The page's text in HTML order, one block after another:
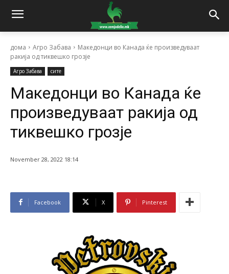
дома Агро Забава
Македонци во Канада ќе произведуваат
ракија од тиквешко грозје
Агро Забава сите
Македонци во Канада ќе
произведуваат ракија од
тиквешко грозје
November 28, 2022 18:14
Facebook X Pinterest